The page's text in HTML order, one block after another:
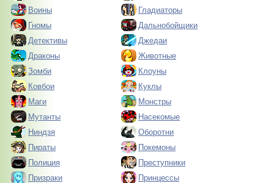
Воины
Гладиаторы
Гномы
Дальнобойщики
Детективы
Джедаи
Драконы
Животные
Зомби
Клоуны
Ковбои
Куклы
Маги
Монстры
Мутанты
Насекомые
Ниндзя
Оборотни
Пираты
Покемоны
Полиция
Преступники
Призраки
Принцессы